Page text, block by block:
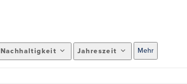
Nachhaltigkeit Jahreszeit Mehr